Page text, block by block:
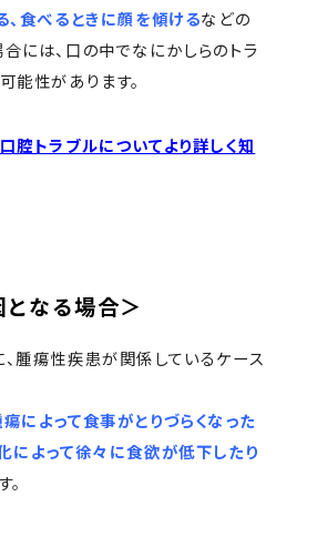
、食べるときに顔を傾けるなどの
には、口の中でなにかしらのトラ
能性があります。
腔トラブルについてより詳しく知
なる場合＞
腫瘍性疾患が関係しているケース
によって食事がとりづらくなった
によって徐々に食欲が低下したり